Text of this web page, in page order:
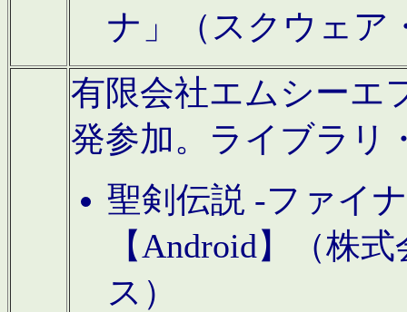
ナ」（スクウェア
有限会社エムシーエ
発参加。ライブラリ
聖剣伝説 -ファイ
【Android】（株
ス）